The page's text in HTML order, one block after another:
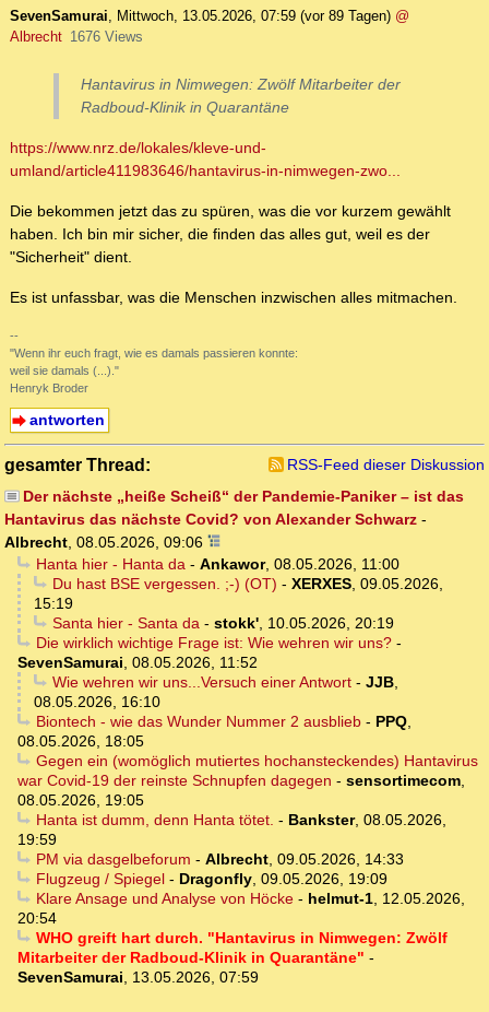
SevenSamurai, Mittwoch, 13.05.2026, 07:59 (vor 89 Tagen) @
Albrecht 1676 Views
Hantavirus in Nimwegen: Zwölf Mitarbeiter der
Radboud-Klinik in Quarantäne
https://www.nrz.de/lokales/kleve-und-
umland/article411983646/hantavirus-in-nimwegen-zwo...
Die bekommen jetzt das zu spüren, was die vor kurzem gewählt
haben. Ich bin mir sicher, die finden das alles gut, weil es der
"Sicherheit" dient.
Es ist unfassbar, was die Menschen inzwischen alles mitmachen.
--
"Wenn ihr euch fragt, wie es damals passieren konnte:
weil sie damals (...)."
Henryk Broder
antworten
gesamter Thread:
RSS-Feed dieser Diskussion
Der nächste „heiße Scheiß“ der Pandemie-Paniker – ist das
Hantavirus das nächste Covid? von Alexander Schwarz -
Albrecht, 08.05.2026, 09:06
Hanta hier - Hanta da- Ankawor, 08.05.2026, 11:00
Du hast BSE vergessen. ;-) (OT) - XERXES, 09.05.2026,
15:19
Santa hier - Santa da- stokk', 10.05.2026, 20:19
Die wirklich wichtige Frage ist: Wie wehren wir uns?-
SevenSamurai, 08.05.2026, 11:52
Wie wehren wir uns...Versuch einer Antwort- JJB,
08.05.2026, 16:10
Biontech - wie das Wunder Nummer 2 ausblieb- PPQ,
08.05.2026, 18:05
Gegen ein (womöglich mutiertes hochansteckendes) Hantavirus
war Covid-19 der reinste Schnupfen dagegen - sensortimecom,
08.05.2026, 19:05
Hanta ist dumm, denn Hanta tötet. - Bankster, 08.05.2026,
19:59
PM via dasgelbeforum - Albrecht, 09.05.2026, 14:33
Flugzeug / Spiegel- Dragonfly, 09.05.2026, 19:09
Klare Ansage und Analyse von Höcke- helmut-1, 12.05.2026,
20:54
WHO greift hart durch. "Hantavirus in Nimwegen: Zwölf
Mitarbeiter der Radboud-Klinik in Quarantäne" -
SevenSamurai, 13.05.2026, 07:59